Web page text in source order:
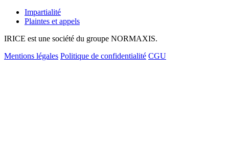
Impartialité
Plaintes et appels
IRICE est une société du groupe NORMAXIS.
Mentions légales Politique de confidentialité CGU